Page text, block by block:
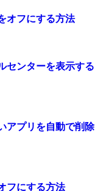
オフにする方法
センターを表示する
アプリを自動で削除
フにする方法